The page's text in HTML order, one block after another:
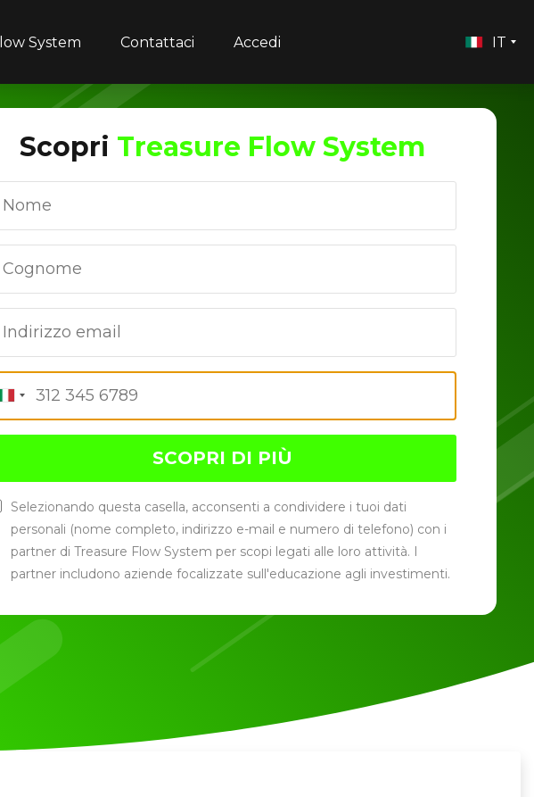
System Contattaci Accedi IT
Scopri Treasure Flow System
SCOPRI DI PIÙ
Selezionando questa casella, acconsenti a condividere i tuoi dati
personali (nome completo, indirizzo e-mail e numero di telefono) con i
partner di Treasure Flow System per scopi legati alle loro attività. I
partner includono aziende focalizzate sull'educazione agli investimenti.